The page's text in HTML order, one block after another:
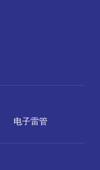
电子雷管